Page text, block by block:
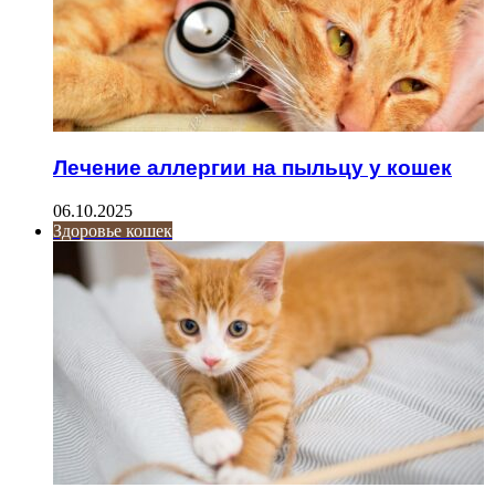
Лечение аллергии на пыльцу у кошек
06.10.2025
Здоровье кошек